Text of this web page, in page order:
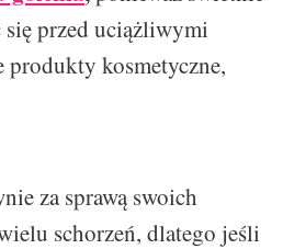
się przed uciążliwymi
kosmetyczne,
za sprawą swoich
schorzeń, dlatego jeśli